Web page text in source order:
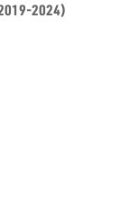
2024)